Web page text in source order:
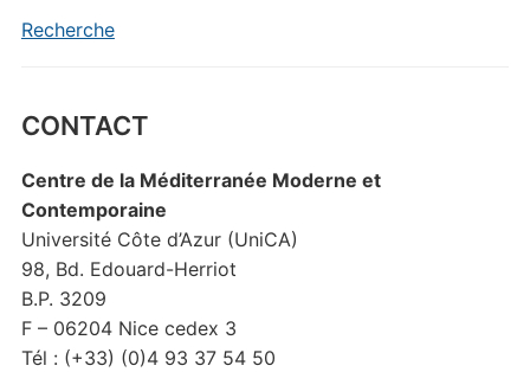
Recherche
CONTACT
Centre de la Méditerranée Moderne et
Contemporaine
Université Côte d’Azur (UniCA)
98, Bd. Edouard-Herriot
B.P. 3209
F – 06204 Nice cedex 3
Tél : (+33) (0)4 93 37 54 50